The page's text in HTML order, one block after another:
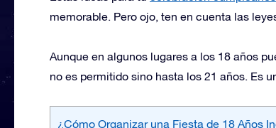
memorable. Pero ojo, ten en cuenta las
Aunque en algunos lugares a los 18 años
no es permitido sino hasta los 21 años. Es
¿Cómo Organizar una Fiesta de 18 Años